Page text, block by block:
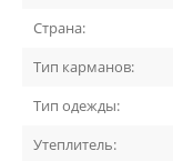
Страна:
Тип карманов:
Тип одежды:
Утеплитель: